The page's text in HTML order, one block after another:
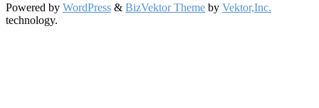
Powered by WordPress & BizVektor Theme by Vektor,Inc.
technology.